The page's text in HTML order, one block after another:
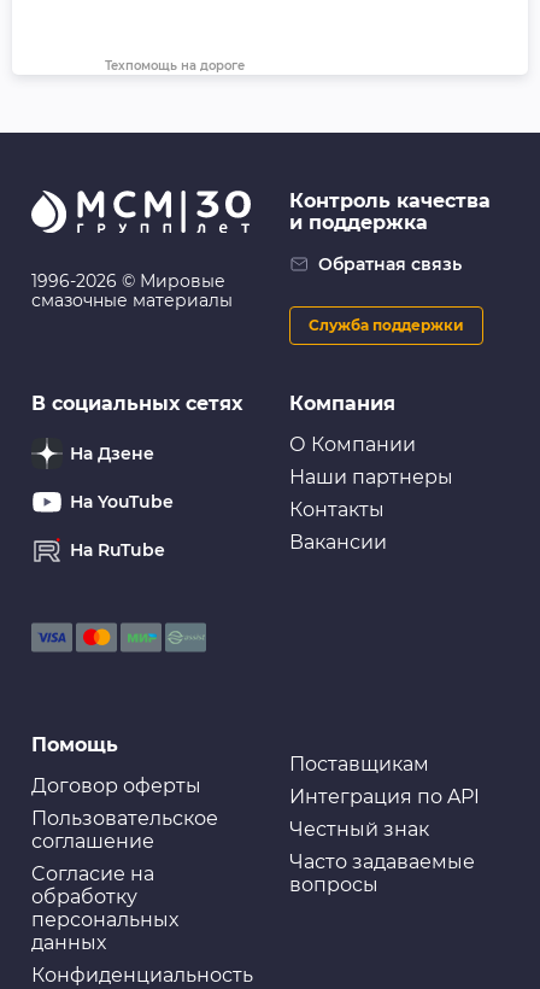
Техпомощь на дороге
Провода пусковые
Провода пусковые (прикуривания) усиленные
CARFORT, 600А, 4м, пластиковый кейс (1/6)
FL093 Быстрый старт, 520 мл (аэрозоль) - FILL Inn
Зимние товары
Защита клемм и контактов LAVR SERVICE
PROTECTION OF TERMINALS AND CONTACTS, 210мл
Провода пусковые
Провода пусковые (прикуривания) CARFORT, 400А,
2,5м, в сумке (1/20)
1996-2026 © Мировые
смазочные материалы
Компания
О Компании
Наши партнеры
Контакты
Вакансии
Помощь
Договор оферты
Пользовательское
соглашение
Cогласие на
обработку
персональных
данных
Конфиденциальность
Поставщикам
Интеграция по API
Честный знак
Часто задаваемые
вопросы
Контроль качества
и поддержка
Обратная связь
Служба поддержки
В социальных сетях
На Дзене
На YouTube
На RuTube